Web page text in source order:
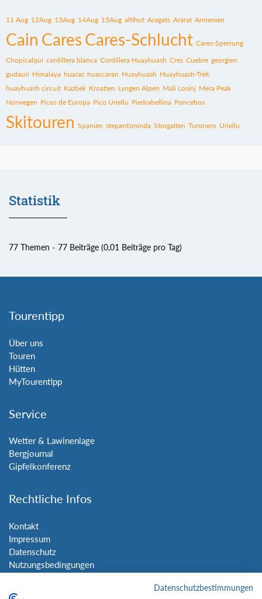
11 Aug 12Aug 13Aug 14Aug 15Aug altihut Aragats Ararat Armenien
Cain Cares Cares-Schlucht Cares-Sperrung
Chopicalqui cordillera blanca Cordillera Huayhuash Cres Cuebre georgien
gudauri Himalaya huaraz huascaran Huayhuash Huayhuash-Trek
huayhuash circuit Kazbek Kroatien Lyngen Alpen Mali Losinj Mera Peak
Norwegen Picos de Europa Pico Uriellu Piedrabellina Poncebos
Skitouren Spanien stepantsminda Storgalten Turonero Uriellu
Statistik
77 Themen 77 Beiträge (0,01 Beiträge pro Tag)
Tourentipp
Über uns
Touren
Hütten
MyTourentipp
Service
Wetter & Lawinenlage
Bergjournal
Gipfelkonferenz
Rechtliche Infos
Kontakt
Impressum
Datenschutz
Nutzungsbedingungen
Datenschutzbestimmungen